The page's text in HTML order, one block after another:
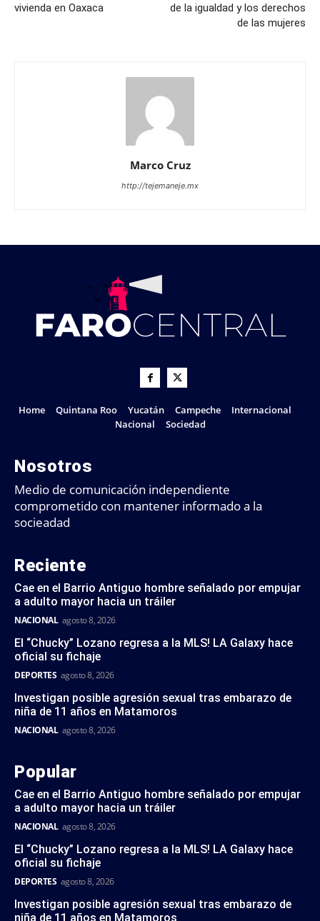
vivienda en Oaxaca
de la igualdad y los derechos
de las mujeres
Marco Cruz
http://tejemaneje.mx
Home Quintana Roo Yucatán Campeche
Internacional
Nacional
Sociedad
Nosotros
Medio de comunicación independiente
comprometido con mantener informado a la
socieadad
Reciente
Cae en el Barrio Antiguo hombre señalado por empujar
a adulto mayor hacia un tráiler
NACIONAL agosto 8, 2026
El “Chucky” Lozano regresa a la MLS! LA Galaxy hace
oficial su fichaje
DEPORTES agosto 8, 2026
Investigan posible agresión sexual tras embarazo de
niña de 11 años en Matamoros
NACIONAL agosto 8, 2026
Popular
Cae en el Barrio Antiguo hombre señalado por empujar
a adulto mayor hacia un tráiler
NACIONAL agosto 8, 2026
El “Chucky” Lozano regresa a la MLS! LA Galaxy hace
oficial su fichaje
DEPORTES agosto 8, 2026
Investigan posible agresión sexual tras embarazo de
niña de 11 años en Matamoros